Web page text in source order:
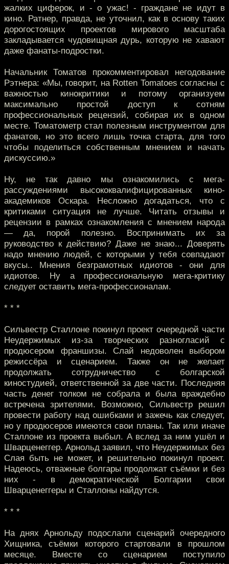
жалких циферок, и - о ужас! - граждане не идут в
кино. Ратнер, правда, не уточнил, как в основу таких
дорогостоящих проектов мирового масштаба
закладывается чудовищная дурь, которую не хавают
даже фанаты-подростки.
Начальник Томатов прокомментировал негодование
Рэтнера: «Мы, говорит, на Rotten Tomatoes согласны с
важностью кинокритики и потому организуем
максимально простой доступ к сотням
профессиональных рецензий, собирая их в одном
месте. Томатометр стал полезным инструментом для
фанатов, но это всего лишь точка старта, для того
чтобы поделиться собственным мнением и начать
дискуссию.»
Ну, не так давно мы ознакомились с мега-
рассуждениями высококвалифицированных кино-
академиков Оскара. Несложно догадаться, что с
критиками ситуация не лучше. Читать отзывы и
рецензии в рамках ознакомления с мнением народа
— да, порой полезно. Воспринимать их за
руководство к действию? Даже не знаю... Доверять
надо мнению людей, с которыми у тебя совпадают
вкусы.. Мнения безграмотных идиотов - они для
идиотов. Ну а профессиональную мега-критику
следует оставить мега-профессионалам.
* * *
Сильвестр Сталлоне покинул проект очередной части
Неудержимых из-за творческих разногласий с
продюсером франшизы. Слай недоволен выбором
режиссёра и сценарием. Также он не желает
продолжать сотрудничество с болгарской
киностудией, ответственной за две части. Последняя
часть денег толком не собрала и была враждебно
встречена зрителями. Возможно, Сильвестр решил
провести работу над ошибками и зажечь как следует,
но у продюсеров имеются свои планы. Так или иначе
Сталлоне из проекта выбыл. А вслед за ним ушёл и
Шварценеггер. Арнольд заявил, что Неудержимых без
Слая быть не может, и решительно покинул проект.
Надеюсь, отважные болгары продолжат съёмки и без
них - в демократической Болгарии свои
Шварценеггеры и Сталлоны найдутся.
* * *
На днях Арнольду подослали сценарий очередного
Хищника, съёмки которого стартовали в прошлом
месяце. Вместе со сценарием поступило